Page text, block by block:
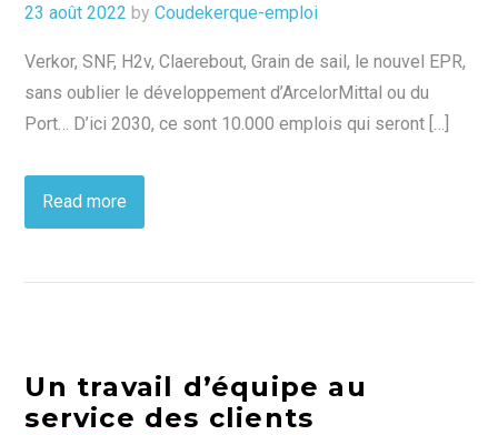
Posted
23 août 2022 byCoudekerque-emploi
Verkor, SNF, H2v, Claerebout, Grain de sail, le nouvel EPR,
sans oublier le développement d’ArcelorMittal ou du
Port… D’ici 2030, ce sont 10.000 emplois qui seront […]
Read more
Un travail d’équipe au
service des clients